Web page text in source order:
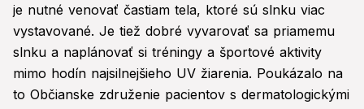
je nutné venovať častiam tela, ktoré sú slnku viac
vystavované. Je tiež dobré vyvarovať sa priamemu
slnku a naplánovať si tréningy a športové aktivity
mimo hodín najsilnejšieho UV žiarenia. Poukázalo na
to Občianske združenie pacientov s dermatologickými